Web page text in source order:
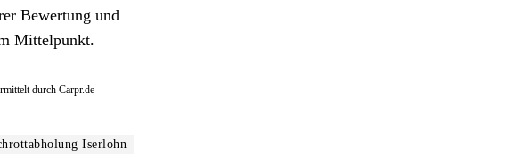
Bewertung und
Mittelpunkt.
durch Carpr.de
Iserlohn